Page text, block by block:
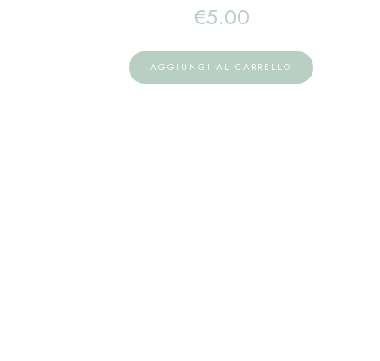
€5.00
AGGIUNGI AL CARRELLO